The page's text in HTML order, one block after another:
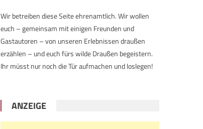
Wir betreiben diese Seite ehrenamtlich. Wir wollen
euch – gemeinsam mit einigen Freunden und
Gastautoren – von unseren Erlebnissen draußen
erzählen – und euch fürs wilde Draußen begeistern.
Ihr müsst nur noch die Tür aufmachen und loslegen!
ANZEIGE